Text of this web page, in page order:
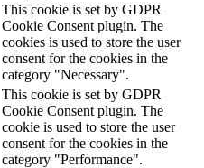
This cookie is set by GDPR
Cookie Consent plugin. The
cookies is used to store the user
consent for the cookies in the
category "Necessary".
This cookie is set by GDPR
Cookie Consent plugin. The
cookie is used to store the user
consent for the cookies in the
category "Performance".